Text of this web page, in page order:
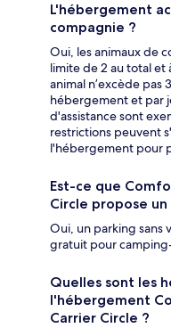
L'hébergement
compagnie ?
Oui, les animaux de
limite de 2 au total
animal n’excède pas
hébergement et par
d'assistance sont
restrictions peuvent
l'hébergement pour
Est-ce que
Circle propose
Oui, un parking sans
gratuit pour
Quelles sont les
l'hébergement
Carrier Circle ?